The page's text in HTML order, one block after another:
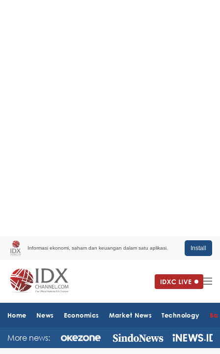
Informasi ekonomi, saham dan keuangan dalam satu aplikasi. Install
Home News Economics Market News Technology
More news: